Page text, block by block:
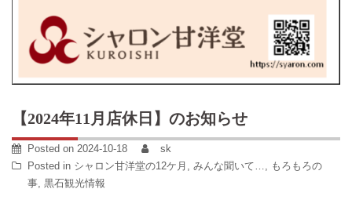
【2024年11月店休日】のお知らせ
Posted on 2024-10-18
sk
Posted in シャロン甘洋堂の12ケ月 , みんな聞いて…, もろもろの
事, 黒石観光情報